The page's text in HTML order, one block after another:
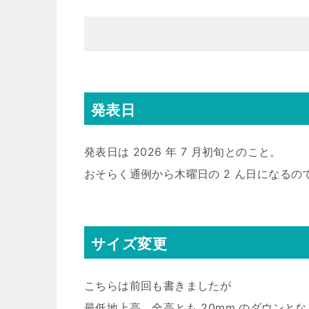
発表日
発表日は 2026 年 7 月初旬とのこと。
おそらく通例から木曜日の 2 ん日になるの
サイズ変更
こちらは前回も書きましたが